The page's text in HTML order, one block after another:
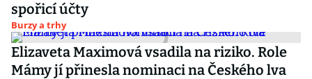
spořicí účty
Burzy a trhy
Elizaveta Maximová vsadila na riziko. Role
Mámy jí přinesla nominaci na Českého lva